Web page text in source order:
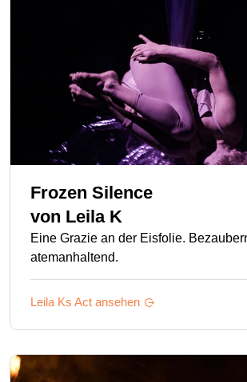
Frozen Silence
von Leila K
Eine Grazie an der Eisfolie.
atemanhaltend.
Leila Ks Act ansehen